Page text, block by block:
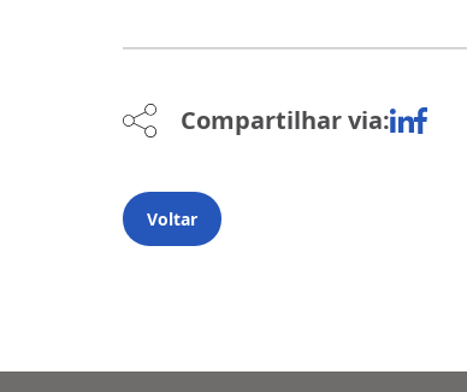
Compartilhar via:
Voltar